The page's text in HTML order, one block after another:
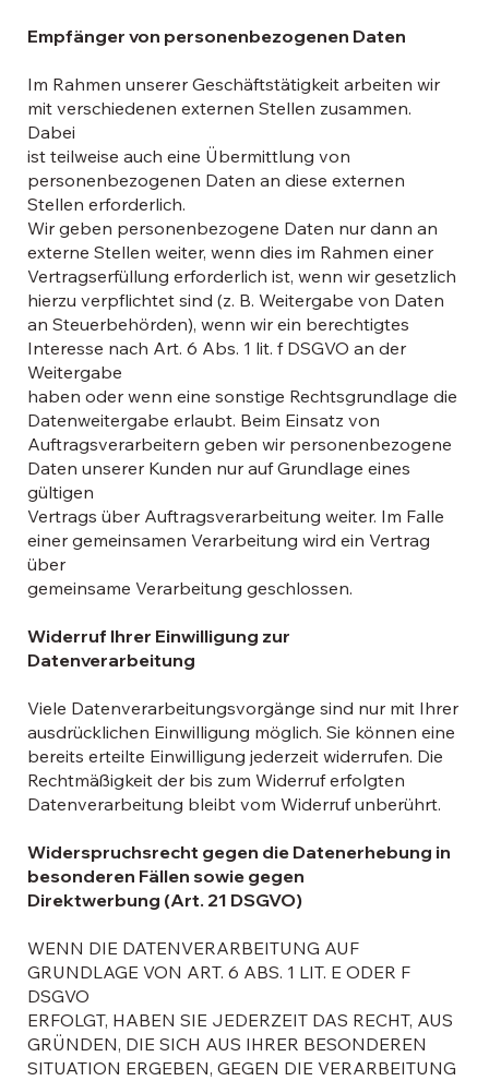
Empfänger von personenbezogenen Daten
Im Rahmen unserer Geschäftstätigkeit arbeiten wir
mit verschiedenen externen Stellen zusammen.
Dabei
ist teilweise auch eine Übermittlung von
personenbezogenen Daten an diese externen
Stellen erforderlich.
Wir geben personenbezogene Daten nur dann an
externe Stellen weiter, wenn dies im Rahmen einer
Vertragserfüllung erforderlich ist, wenn wir gesetzlich
hierzu verpflichtet sind (z. B. Weitergabe von Daten
an Steuerbehörden), wenn wir ein berechtigtes
Interesse nach Art. 6 Abs. 1 lit. f DSGVO an der
Weitergabe
haben oder wenn eine sonstige Rechtsgrundlage die
Datenweitergabe erlaubt. Beim Einsatz von
Auftragsverarbeitern geben wir personenbezogene
Daten unserer Kunden nur auf Grundlage eines
gültigen
Vertrags über Auftragsverarbeitung weiter. Im Falle
einer gemeinsamen Verarbeitung wird ein Vertrag
über
gemeinsame Verarbeitung geschlossen.
Widerruf Ihrer Einwilligung zur
Datenverarbeitung
Viele Datenverarbeitungsvorgänge sind nur mit Ihrer
ausdrücklichen Einwilligung möglich. Sie können eine
bereits erteilte Einwilligung jederzeit widerrufen. Die
Rechtmäßigkeit der bis zum Widerruf erfolgten
Datenverarbeitung bleibt vom Widerruf unberührt.
Widerspruchsrecht gegen die Datenerhebung in
besonderen Fällen sowie gegen
Direktwerbung (Art. 21 DSGVO)
WENN DIE DATENVERARBEITUNG AUF
GRUNDLAGE VON ART. 6 ABS. 1 LIT. E ODER F
DSGVO
ERFOLGT, HABEN SIE JEDERZEIT DAS RECHT, AUS
GRÜNDEN, DIE SICH AUS IHRER BESONDEREN
SITUATION ERGEBEN, GEGEN DIE VERARBEITUNG